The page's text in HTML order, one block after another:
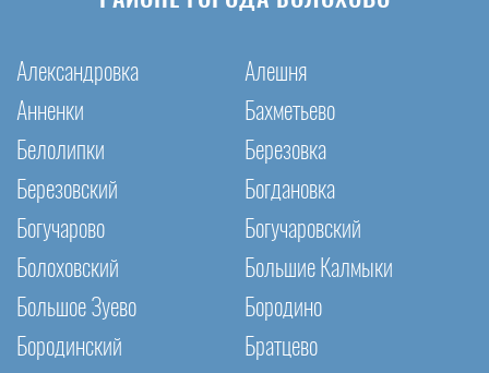
Александровка
Алешня
Анненки
Бахметьево
Белолипки
Березовка
Березовский
Богдановка
Богучарово
Богучаровский
Болоховский
Большие Калмыки
Большое Зуево
Бородино
Бородинский
Братцево